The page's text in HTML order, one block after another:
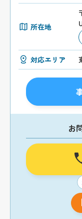
所在地
対応エリア
お